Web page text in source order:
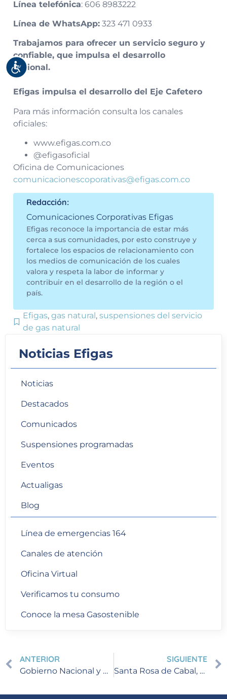
Accesibilidad
Noticias Efigas
Noticias
Destacados
Comunicados
Suspensiones programadas
Eventos
Actualigas
Blog
Línea de emergencias 164
Canales de atención
Oficina Virtual
Verificamos tu consumo
Conoce la mesa Gasostenible
Línea telefónica: 606 8983222
Línea de WhatsApp: 323 471 0933
Trabajamos para ofrecer un servicio seguro y
confiable, que impulsa el desarrollo
regional.
Efigas impulsa el desarrollo del Eje Cafetero
Para más información consulta los canales
oficiales:
www.efigas.com.co
@efigasoficial
Oficina de Comunicaciones
comunicacionescoporativas@efigas.com.co
Redacción:
Comunicaciones Corporativas Efigas
Efigas reconoce la importancia de estar más
cerca a sus comunidades, por esto construye y
fortalece los espacios de relacionamiento con
los medios de comunicación de los cuales
valora y respeta la labor de informar y
contribuir en el desarrollo de la región o el
país.
Efigas, gas natural, suspensiones del servicio
de gas natural
ANTERIOR
Gobierno Nacional y Efigas anuncian subsidio para ampliar conexiones de gas natural en Quindío
SIGUIENTE
Santa Rosa de Cabal, Risaralda Suspensión programada